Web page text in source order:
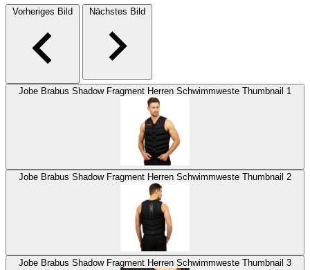
Vorheriges Bild Nächstes Bild
Jobe Brabus Shadow Fragment Herren Schwimmweste Thumbnail 1
Jobe Brabus Shadow Fragment Herren Schwimmweste Thumbnail 2
Jobe Brabus Shadow Fragment Herren Schwimmweste Thumbnail 3